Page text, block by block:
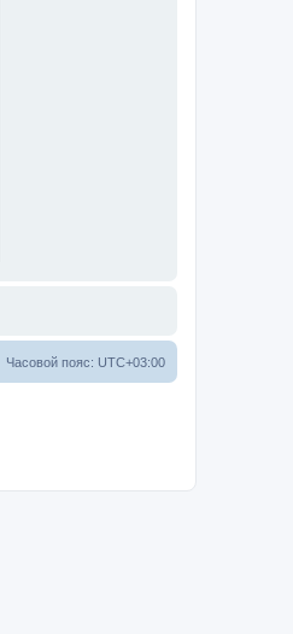
Часовой пояс: UTC+03:00